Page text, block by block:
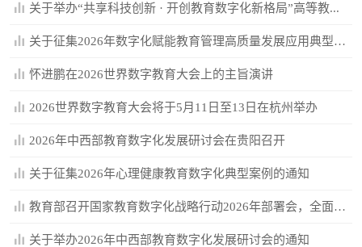
关于举办“共享科技创新 · 开创教育数字化新格局”高等教...
关于征集2026年数字化赋能教育管理高质量发展应用典型案例的通知
怀进鹏在2026世界数字教育大会上的主旨演讲
2026世界数字教育大会将于5月11日至13日在杭州举办
2026年中西部教育数字化发展研讨会在贵阳召开
关于征集2026年心理健康教育数字化典型案例的通知
教育部召开国家教育数字化战略行动2026年部署会，全面深入推...
关于举办2026年中西部教育数字化发展研讨会的通知